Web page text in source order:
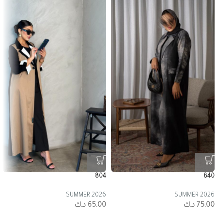
840
SUMMER 2026
75.00 د.ك
804
SUMMER 2026
65.00 د.ك